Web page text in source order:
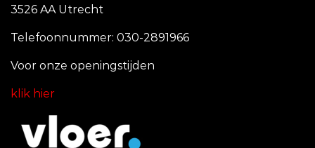
3526 AA Utrecht
Telefoonnummer: 030-2891966
Voor onze openingstijden
klik hier